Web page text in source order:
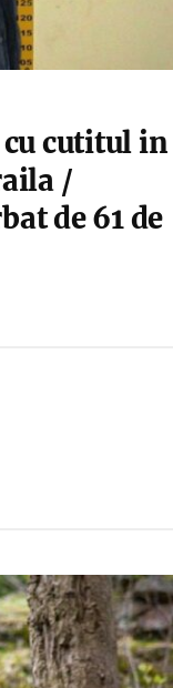
cutitul in
/
de 61 de